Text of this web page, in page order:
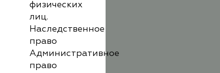
физических
лиц.
Наследственное
право
Административное
право